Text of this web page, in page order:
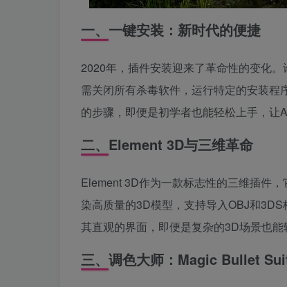
一、一键安装：新时代的便捷
2020年，插件安装迎来了革命性的变化
需关闭所有杀毒软件，运行特定的安装
的步骤，即便是初学者也能轻松上手，让
二、Element 3D与三维革命
Element 3D作为一款标志性的三维插件
染高质量的3D模型，支持导入OBJ和
其直观的界面，即便是复杂的3D场景也
三、调色大师：Magic Bullet